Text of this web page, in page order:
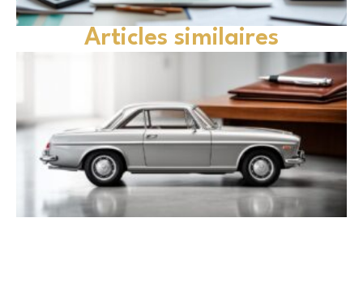
Articles similaires